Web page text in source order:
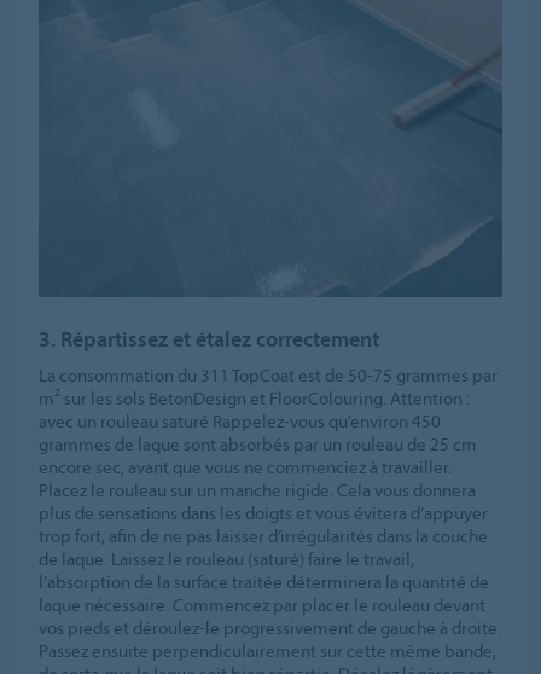
3. Répartissez et étalez correctement
La consommation du 311 TopCoat est de 50-75 grammes par
m² sur les sols BetonDesign et FloorColouring. Attention :
avec un rouleau saturé Rappelez-vous qu’environ 450
grammes de laque sont absorbés par un rouleau de 25 cm
encore sec, avant que vous ne commenciez à travailler.
Placez le rouleau sur un manche rigide. Cela vous donnera
plus de sensations dans les doigts et vous évitera d’appuyer
trop fort, afin de ne pas laisser d’irrégularités dans la couche
de laque. Laissez le rouleau (saturé) faire le travail,
l’absorption de la surface traitée déterminera la quantité de
laque nécessaire. Commencez par placer le rouleau devant
vos pieds et déroulez-le progressivement de gauche à droite.
Passez ensuite perpendiculairement sur cette même bande,